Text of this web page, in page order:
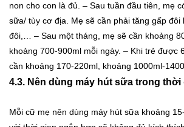
non cho con là đủ. – Sau tuần đầu tiên, mẹ
sữa/ tùy cơ địa. Mẹ sẽ cần phải tăng gấp đôi
đôi,… – Sau một tháng, mẹ sẽ cần khoảng
khoảng 700-900ml mỗi ngày. – Khi trẻ được
cần khoảng 170-220ml, khoảng 1000ml-
4.3. Nên dùng máy hút sữa trong thời
Mỗi cữ mẹ nên dùng máy hút sữa khoảng